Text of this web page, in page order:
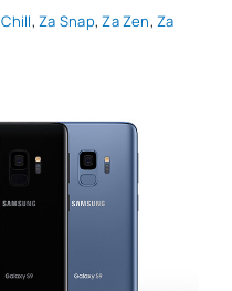
,Za Snap,Za Zen,Za